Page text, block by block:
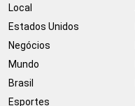
Local
Estados Unidos
Negócios
Mundo
Brasil
Esportes